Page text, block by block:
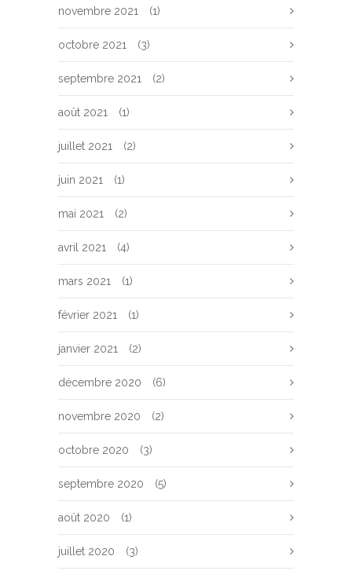
novembre 2021 (1)
octobre 2021 (3)
septembre 2021 (2)
août 2021 (1)
juillet 2021 (2)
juin 2021 (1)
mai 2021 (2)
avril 2021 (4)
mars 2021 (1)
février 2021 (1)
janvier 2021 (2)
décembre 2020 (6)
novembre 2020 (2)
octobre 2020 (3)
septembre 2020 (5)
août 2020 (1)
juillet 2020 (3)